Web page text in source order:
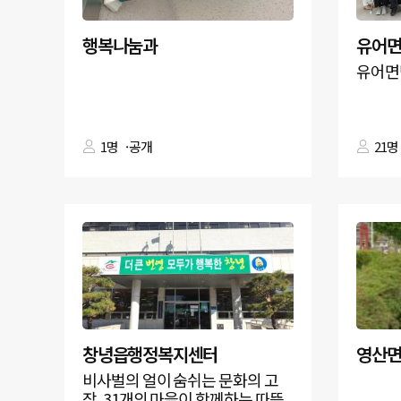
행복나눔과
1명 공개
유어
유어
21명
창녕읍행정복지센터
비사벌의 얼이 숨쉬는 문화의 고